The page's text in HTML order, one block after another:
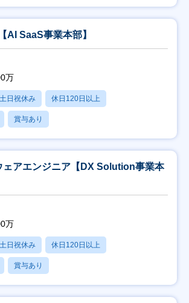
AI SaaS事業本部】
万
土日祝休み 休日120日以上
賞与あり
ェアエンジニア【DX Solution事業本
万
土日祝休み 休日120日以上
賞与あり